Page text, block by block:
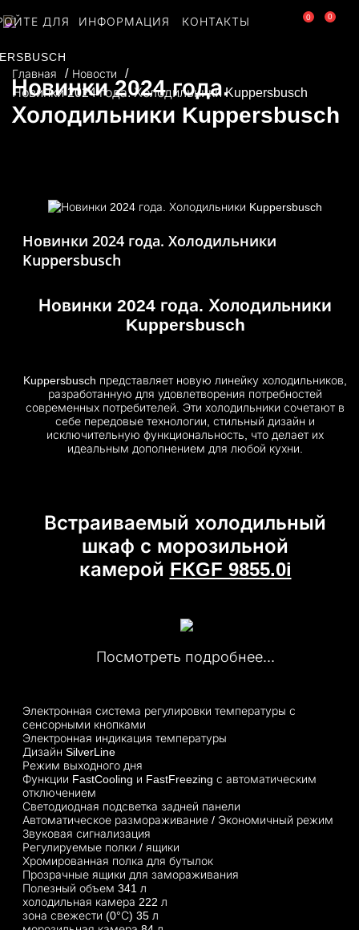
ДЛЯ ИНФОРМАЦИЯ КОНТАКТЫ 0 0
Главная Новости
Новинки 2024 года. Холодильники Kuppersbusch
Новинки 2024 года.
Холодильники Kuppersbusch
Новинки 2024 года. Холодильники
Kuppersbusch
Новинки 2024 года. Холодильники
Kuppersbusch
Kuppersbusch представляет новую линейку холодильников,
разработанную для удовлетворения потребностей
современных потребителей. Эти холодильники сочетают в
себе передовые технологии, стильный дизайн и
исключительную функциональность, что делает их
идеальным дополнением для любой кухни.
Встраиваемый холодильный
шкаф с морозильной
камерой FKGF 9855.0i
Посмотреть подробнее...
Электронная система регулировки температуры с
сенсорными кнопками
Электронная индикация температуры
Дизайн SilverLine
Режим выходного дня
Функции FastCooling и FastFreezing с автоматическим
отключением
Светодиодная подсветка задней панели
Автоматическое размораживание / Экономичный режим
Звуковая сигнализация
Регулируемые полки / ящики
Хромированная полка для бутылок
Прозрачные ящики для замораживания
Полезный объем 341 л
холодильная камера 222 л
зона свежести (0°С) 35 л